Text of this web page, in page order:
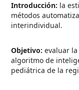
Introducción: la
métodos
interindividual.
Objetivo: evaluar
algoritmo de
pediátrica de la